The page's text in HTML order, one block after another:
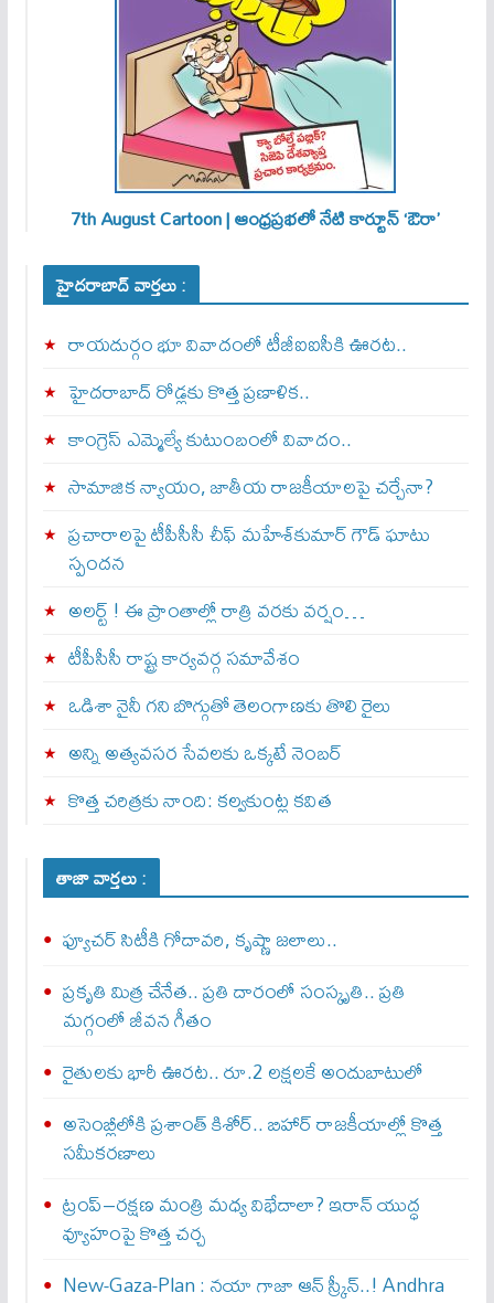
7th August Cartoon | ఆంధ్రప్రభలో నేటి కార్టూన్ ‘ఔరా’
హైదరాబాద్ వార్తలు :
రాయదుర్గం భూ వివాదంలో టీజీఐఐసీకి ఊరట..
హైదరాబాద్ రోడ్లకు కొత్త ప్రణాళిక..
కాంగ్రెస్ ఎమ్మెల్యే కుటుంబంలో వివాదం..
సామాజిక న్యాయం, జాతీయ రాజకీయాలపై చర్చేనా?
ప్రచారాలపై టీపీసీసీ చీఫ్ మహేశ్‌కుమార్ గౌడ్ ఘాటు
స్పందన
అల‌ర్ట్ ! ఈ ప్రాంతాల్లో రాత్రి వరకు వర్షం…
టీపీసీసీ రాష్ట్ర కార్యవర్గ సమావేశం
ఒడిశా నైనీ గని బొగ్గుతో తెలంగాణకు తొలి రైలు
అన్ని అత్యవసర సేవలకు ఒక్క‌టే నెంబ‌ర్‌
కొత్త చరిత్రకు నాంది: క‌ల్వ‌కుంట్ల కవిత
తాజా వార్తలు :
ఫ్యూచర్ సిటీకి గోదావరి, కృష్ణా జలాలు..
ప్రకృతి మిత్ర చేనేత.. ప్రతి దారంలో సంస్కృతి.. ప్రతి
మగ్గంలో జీవన గీతం
రైతులకు భారీ ఊరట.. రూ.2 లక్షలకే అందుబాటులో
అసెంబ్లీలోకి ప్రశాంత్ కిశోర్.. బిహార్ రాజకీయాల్లో కొత్త
సమీకరణాలు
ట్రంప్–రక్షణ మంత్రి మధ్య విభేదాలా? ఇరాన్ యుద్ధ
వ్యూహంపై కొత్త చర్చ
New-Gaza-Plan : న‌యా గాజా ఆన్ స్క్రీన్‌..! Andhra